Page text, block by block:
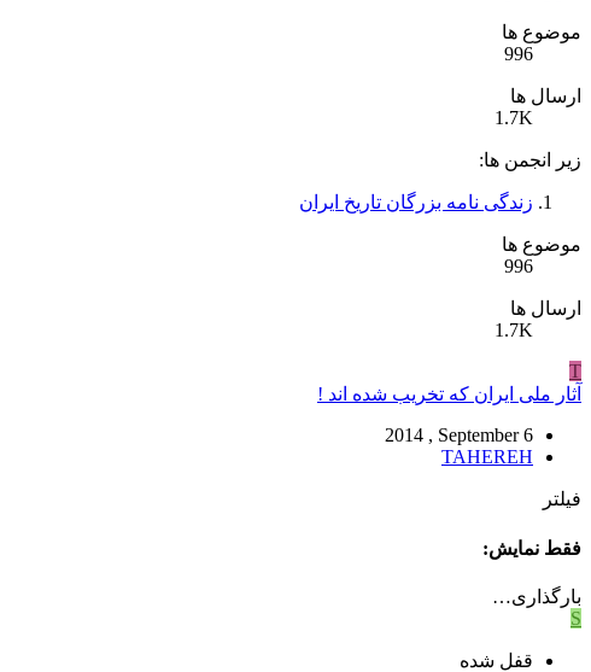
موضوع ها
996
ارسال ها
1.7K
زیر انجمن ها:
زندگی نامه بزرگان تاریخ ایران
موضوع ها
996
ارسال ها
1.7K
T
آثار ملی ایران که تخریب شده اند !
2014 , September 6
TAHEREH
فیلتر
فقط نمایش:
بارگذاری…
S
قفل شده